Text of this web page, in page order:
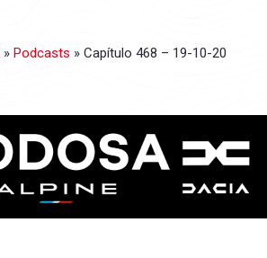
» Podcasts » Capítulo 468 – 19-10-20